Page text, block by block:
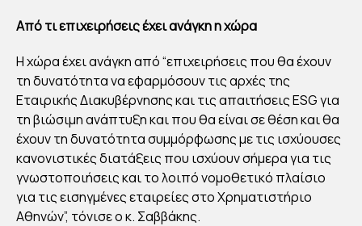
Από τι επιχειρήσεις έχει ανάγκη η χώρα
Η χώρα έχει ανάγκη από “επιχειρήσεις που θα έχουν
τη δυνατότητα να εφαρμόσουν τις αρχές της
Εταιρικής Διακυβέρνησης και τις απαιτήσεις ESG για
τη βιώσιμη ανάπτυξη και που θα είναι σε θέση και θα
έχουν τη δυνατότητα συμμόρφωσης με τις ισχύουσες
κανονιστικές διατάξεις που ισχύουν σήμερα για τις
γνωστοποιήσεις και το λοιπό νομοθετικό πλαίσιο
για τις εισηγμένες εταιρείες στο Χρηματιστήριο
Αθηνών”, τόνισε ο κ. Σαββάκης.